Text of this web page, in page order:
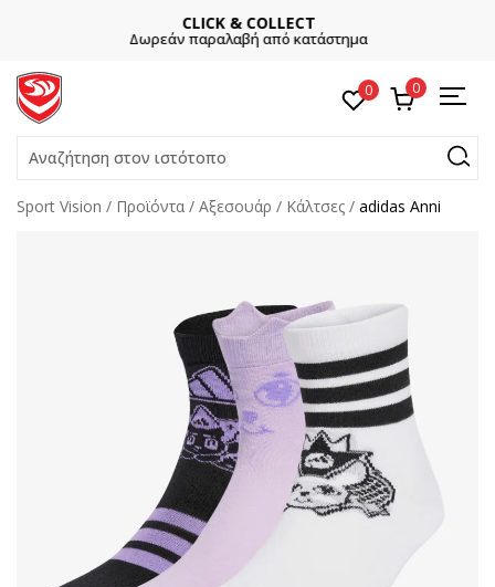
CLICK & COLLECT
Δωρεάν παραλαβή από κατάστημα
0 0
Αναζήτηση στον ιστότοπο
Sport Vision Προϊόντα Αξεσουάρ Κάλτσες adidas Anni